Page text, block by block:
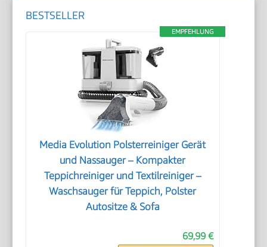
BESTSELLER
EMPFEHLUNG
Media Evolution Polsterreiniger Gerät
und Nassauger – Kompakter
Teppichreiniger und Textilreiniger –
Waschsauger für Teppich, Polster
Autositze & Sofa
69,99 €